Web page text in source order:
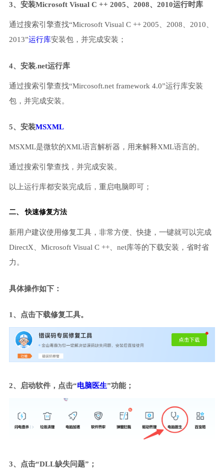
3、安装Microsoft Visual C ++ 2005、2008、2010运行时库
通过搜索引擎查找“Microsoft Visual C ++ 2005、2008、2010、
2013”运行库安装包，并完成安装；
4、安装.net运行库
通过搜索引擎查找“Mircosoft.net framework 4.0”运行库安装
包，并完成安装。
5、安装MSXML
MSXML是微软的XML语言解析器，用来解释XML语言的。
通过搜索引擎查找，并完成安装。
以上运行库都安装完成后，重启电脑即可；
二、 快速修复方法
新用户建议使用修复工具，非常方便、快捷，一键就可以完成
DirectX、Microsoft Visual C ++、net库等的下载安装，省时省
力。
具体操作如下：
1、点击下载修复工具。
2、启动软件，点击“电脑医生”功能；
3、点击“DLL缺失问题”；